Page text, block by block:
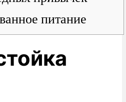
питание